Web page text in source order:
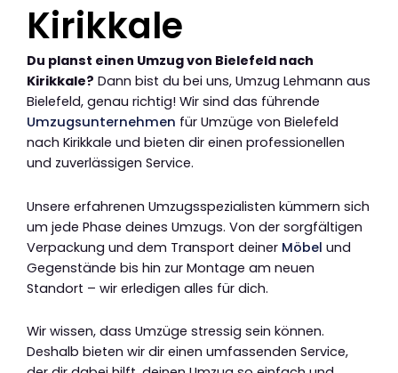
Kirikkale
Du planst einen Umzug von Bielefeld nach
Kirikkale? Dann bist du bei uns, Umzug Lehmann aus
Bielefeld, genau richtig! Wir sind das führende
Umzugsunternehmen für Umzüge von Bielefeld
nach Kirikkale und bieten dir einen professionellen
und zuverlässigen Service.
Unsere erfahrenen Umzugsspezialisten kümmern sich
um jede Phase deines Umzugs. Von der sorgfältigen
Verpackung und dem Transport deiner Möbel und
Gegenstände bis hin zur Montage am neuen
Standort – wir erledigen alles für dich.
Wir wissen, dass Umzüge stressig sein können.
Deshalb bieten wir dir einen umfassenden Service,